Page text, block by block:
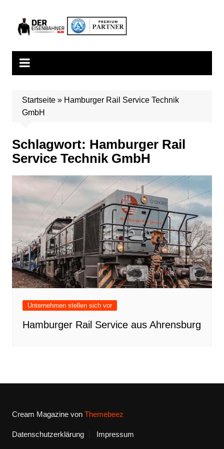
springen
Startseite» Hamburger Rail Service Technik
GmbH
Schlagwort: Hamburger Rail
Service Technik GmbH
Unternehmen stellen sich vor
Hamburger Rail Service aus Ahrensburg
Cream Magazine von Themebeez
Datenschutzerklärung Impressum